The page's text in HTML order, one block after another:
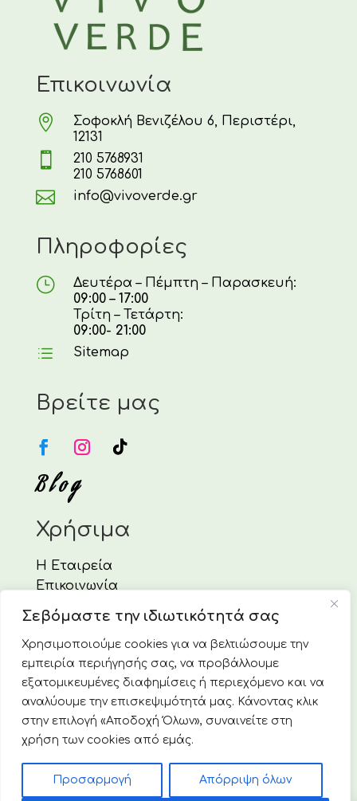
Σεβόμαστε την ιδιωτικότητά σας
Χρησιμοποιούμε cookies για να βελτιώσουμε την
εμπειρία περιήγησής σας, να προβάλλουμε
εξατομικευμένες διαφημίσεις ή περιεχόμενο και να
αναλύουμε την επισκεψιμότητά μας. Κάνοντας κλικ
στην επιλογή «Αποδοχή Όλων», συναινείτε στη
χρήση των cookies από εμάς.
Προσαρμογή Απόρριψη όλων
Επικοινωνία

Σοφοκλή Βενιζέλου 6, Περιστέρι,
12131

210 5768931
210 5768601
 info@vivoverde.gr
Πληροφορίες
}
Δευτέρα – Πέμπτη – Παρασκευή:
09:00 – 17:00
Τρίτη – Τετάρτη:
09:00- 21:00
d Sitemap
Βρείτε μας
Blog
Χρήσιμα
Η Εταιρεία
Επικοινωνία
Τρόποι Πληρωμής
Τρόποι Αποστολής
Πολιτική Επιστροφών & Ακυρώσεων
Πολιτική απορρήτου & Cookies
© 2025 Vivoverde Ελληνική Οικολογική Εταιρεία. Με
την επιφύλαξη κάθε νόμιμου δικαιώματος.
Αριθ. Γ.Ε.ΜΗ.: 7859001000